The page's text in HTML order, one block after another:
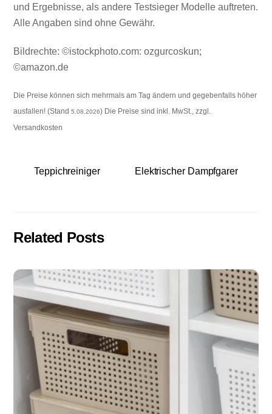
und Ergebnisse, als andere Testsieger Modelle auftreten.
Alle Angaben sind ohne Gewähr.
Bildrechte: ©istockphoto.com: ozgurcoskun;
©amazon.de
Die Preise können sich mehrmals am Tag ändern und gegebenfalls höher
ausfallen! (Stand5.08.2026) Die Preise sind inkl. MwSt., zzgl.
Versandkosten
Teppichreiniger Elektrischer Dampfgarer
Related Posts